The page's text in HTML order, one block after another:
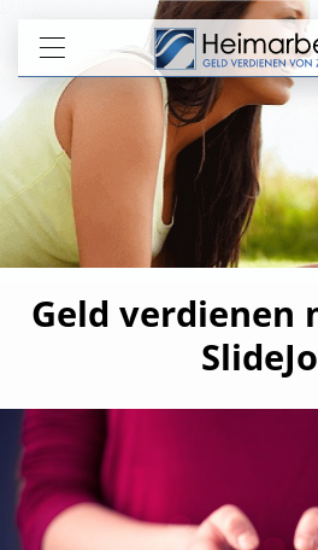
Geld verdienen